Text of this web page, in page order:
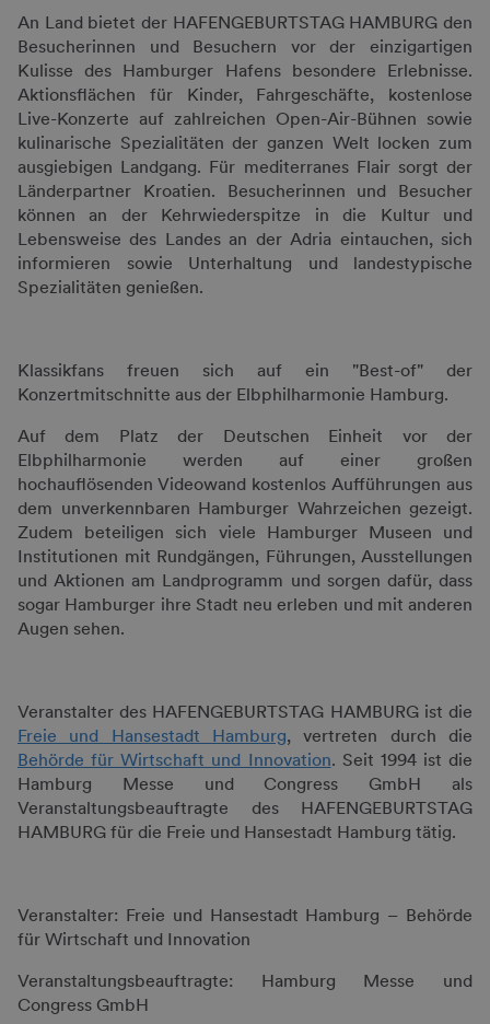
An Land bietet der HAFENGEBURTSTAG HAMBURG den
Besucherinnen und Besuchern vor der einzigartigen
Kulisse des Hamburger Hafens besondere Erlebnisse.
Aktionsflächen für Kinder, Fahrgeschäfte, kostenlose
Live-Konzerte auf zahlreichen Open-Air-Bühnen sowie
kulinarische Spezialitäten der ganzen Welt locken zum
ausgiebigen Landgang. Für mediterranes Flair sorgt der
Länderpartner Kroatien. Besucherinnen und Besucher
können an der Kehrwiederspitze in die Kultur und
Lebensweise des Landes an der Adria eintauchen, sich
informieren sowie Unterhaltung und landestypische
Spezialitäten genießen.
Klassikfans freuen sich auf ein "Best-of" der
Konzertmitschnitte aus der Elbphilharmonie Hamburg.
Auf dem Platz der Deutschen Einheit vor der
Elbphilharmonie werden auf einer großen
hochauflösenden Videowand kostenlos Aufführungen aus
dem unverkennbaren Hamburger Wahrzeichen gezeigt.
Zudem beteiligen sich viele Hamburger Museen und
Institutionen mit Rundgängen, Führungen, Ausstellungen
und Aktionen am Landprogramm und sorgen dafür, dass
sogar Hamburger ihre Stadt neu erleben und mit anderen
Augen sehen.
Veranstalter des HAFENGEBURTSTAG HAMBURG ist die
Freie und Hansestadt Hamburg, vertreten durch die
Behörde für Wirtschaft und Innovation. Seit 1994 ist die
Hamburg Messe und Congress GmbH als
Veranstaltungsbeauftragte des HAFENGEBURTSTAG
HAMBURG für die Freie und Hansestadt Hamburg tätig.
Veranstalter: Freie und Hansestadt Hamburg – Behörde
für Wirtschaft und Innovation
Veranstaltungsbeauftragte: Hamburg Messe und
Congress GmbH